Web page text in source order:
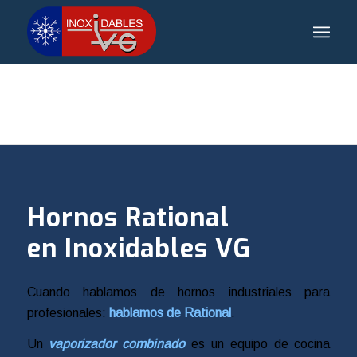
Hornos Rational
en Inoxidables VG
Cuando hablamos de hornos industriales para
profesionales: hablamos de Rational.
Un vaporizador combinadoes un equipo de cocina